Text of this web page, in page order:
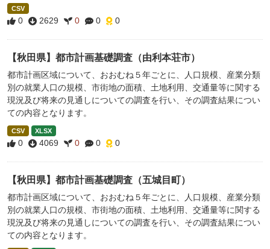
CSV
0 2629 0 0 0
【秋田県】都市計画基礎調査（由利本荘市）
都市計画区域について、おおむね５年ごとに、人口規模、産業分類
別の就業人口の規模、市街地の面積、土地利用、交通量等に関する
現況及び将来の見通しについての調査を行い、その調査結果につい
ての内容となります。
CSV XLSX
0 4069 0 0 0
【秋田県】都市計画基礎調査（五城目町）
都市計画区域について、おおむね５年ごとに、人口規模、産業分類
別の就業人口の規模、市街地の面積、土地利用、交通量等に関する
現況及び将来の見通しについての調査を行い、その調査結果につい
ての内容となります。